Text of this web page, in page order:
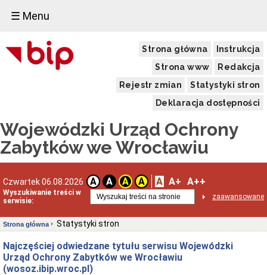
☰ Menu
Strona główna
Instrukcja
Strona www
Redakcja
Rejestr zmian
Statystyki stron
Deklaracja dostępności
Wojewódzki Urząd Ochrony
Zabytków we Wrocławiu
Czwartek 06.08.2026 A A A A A A+ A++
Wyszukiwanie treści w
serwisie:
zaawansowane
Strona główna Statystyki stron
Najczęściej odwiedzane tytułu serwisu Wojewódzki
Urząd Ochrony Zabytków we Wrocławiu
(wosoz.ibip.wroc.pl)